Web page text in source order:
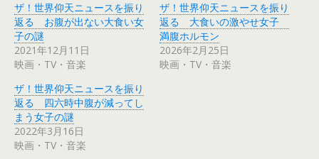
t
t
r
で
共
有
(
し
い
ウ
ィ
ン
ド
ウ
で
開
共
有
す
る
は
ク
リ
ク
し
て
く
だ
さ
い
(
新
ザ！世界仰天ニュースを振り
返る お腹が出ない大食い女
子の謎
2021年12月11日
映画・TV・音楽
ザ！世界仰天ニュースを振り
返る 大食いの激やせ女子
満腹ホルモン
2026年2月25日
映画・TV・音楽
ザ！世界仰天ニュースを振り
返る 四六時中腹が減ってし
まう女子の謎
2022年3月16日
映画・TV・音楽